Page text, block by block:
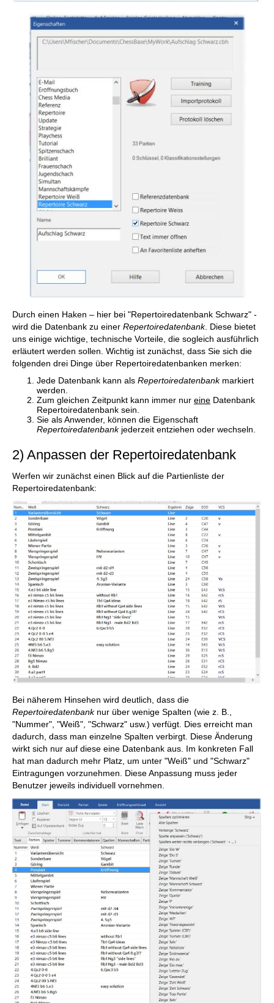
Durch einen Haken – hier bei "Repertoiredatenbank Schwarz" -
wird die Datenbank zu einer Repertoiredatenbank. Diese bietet
uns einige wichtige, technische Vorteile, die sogleich ausführlich
erläutert werden sollen. Wichtig ist zunächst, dass Sie sich die
folgenden drei Dinge über Repertoiredatenbanken merken:
Jede Datenbank kann als Repertoiredatenbank markiert
werden.
Zum gleichen Zeitpunkt kann immer nur eine Datenbank
Repertoiredatenbank sein.
Sie als Anwender, können die Eigenschaft
Repertoiredatenbank jederzeit entziehen oder wechseln.
2) Anpassen der Repertoiredatenbank
Werfen wir zunächst einen Blick auf die Partienliste der
Repertoiredatenbank:
Bei näherem Hinsehen wird deutlich, dass die
Repertoiredatenbank nur über wenige Spalten (wie z. B.,
"Nummer", "Weiß", "Schwarz" usw.) verfügt. Dies erreicht man
dadurch, dass man einzelne Spalten verbirgt. Diese Änderung
wirkt sich nur auf diese eine Datenbank aus. Im konkreten Fall
hat man dadurch mehr Platz, um unter "Weiß" und "Schwarz"
Eintragungen vorzunehmen. Diese Anpassung muss jeder
Benutzer jeweils individuell vornehmen.